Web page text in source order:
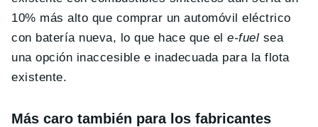
10% más alto que comprar un automóvil eléctrico
con batería nueva, lo que hace que ele-fuel sea
una opción inaccesible e inadecuada para la flota
existente.
Más caro también para los fabricantes